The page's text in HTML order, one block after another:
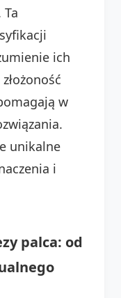
ich
w
unikalne
i
palca: od